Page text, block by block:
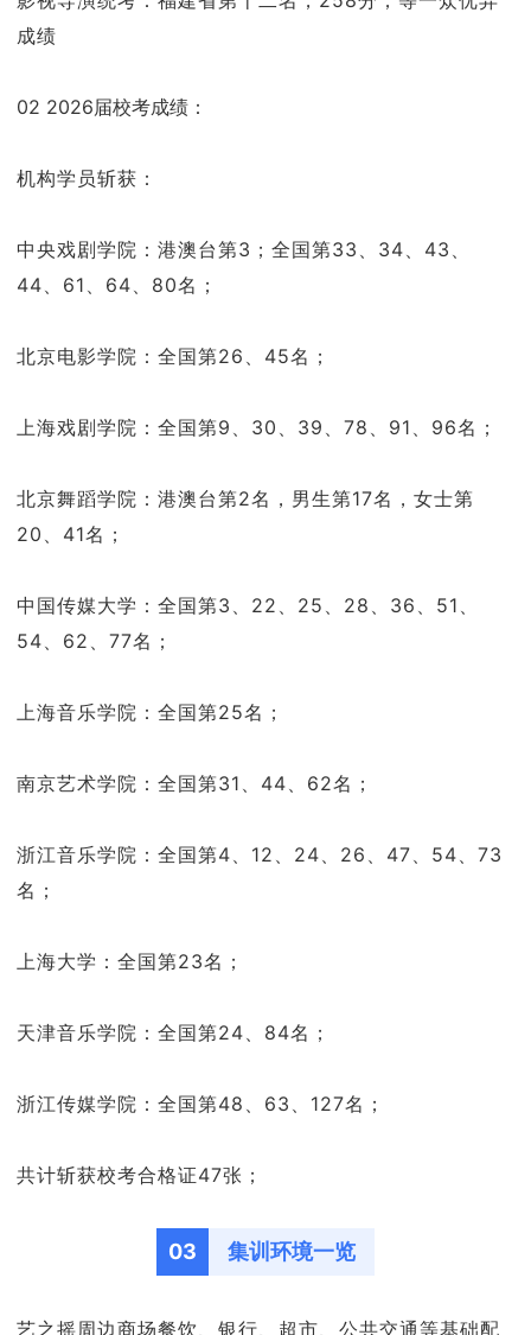
成绩
02 2026届校考成绩：
机构学员斩获：
中央戏剧学院：港澳台第3；全国第33、34、43、
44、61、64、80名；
北京电影学院：全国第26、45名；
上海戏剧学院：全国第9、30、39、78、91、96名；
北京舞蹈学院：港澳台第2名，男生第17名，女士第
20、41名；
中国传媒大学：全国第3、22、25、28、36、51、
54、62、77名；
上海音乐学院：全国第25名；
南京艺术学院：全国第31、44、62名；
浙江音乐学院：全国第4、12、24、26、47、54、73
名；
上海大学：全国第23名；
天津音乐学院：全国第24、84名；
浙江传媒学院：全国第48、63、127名；
共计斩获校考合格证47张；
03 集训环境一览
艺之摇周边商场餐饮、银行、超市、公共交通等基础配